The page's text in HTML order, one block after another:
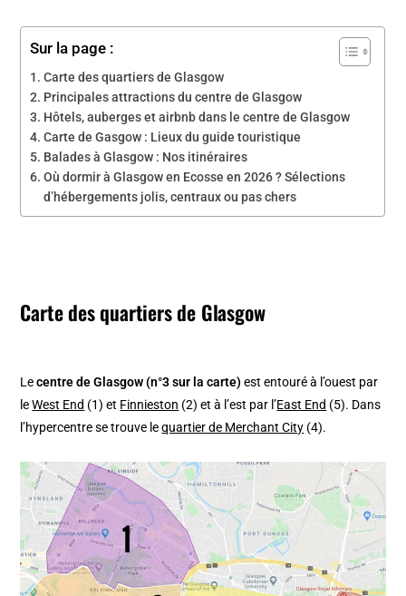
Sur la page :
Carte des quartiers de Glasgow
Principales attractions du centre de Glasgow
Hôtels, auberges et airbnb dans le centre de Glasgow
Carte de Gasgow : Lieux du guide touristique
Balades à Glasgow : Nos itinéraires
Où dormir à Glasgow en Ecosse en 2026 ? Sélections
d’hébergements jolis, centraux ou pas chers
Carte des quartiers de Glasgow
Lecentre de Glasgow (n°3 sur la carte)est entouré à l’ouest par
leWest End (1) et Finnieston (2) et à l’est par l’East End (5). Dans
l’hypercentre se trouve lequartier de Merchant City (4).